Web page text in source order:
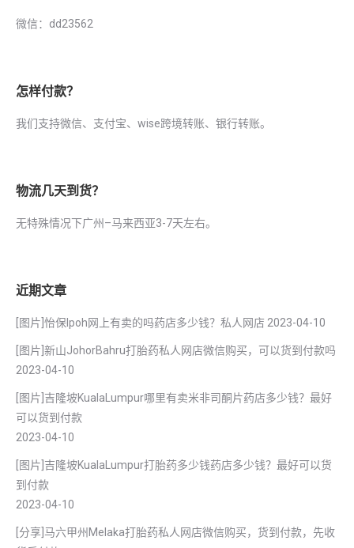
微信：dd23562
怎样付款？
我们支持微信、支付宝、wise跨境转账、银行转账。
物流几天到货？
无特殊情况下广州–马来西亚3-7天左右。
近期文章
[图片]怡保lpoh网上有卖的吗药店多少钱？私人网店 2023-04-10
[图片]新山JohorBahru打胎药私人网店微信购买，可以货到付款吗
2023-04-10
[图片]吉隆坡KualaLumpur哪里有卖米非司酮片药店多少钱？最好
可以货到付款
2023-04-10
[图片]吉隆坡KualaLumpur打胎药多少钱药店多少钱？最好可以货
到付款
2023-04-10
[分享]马六甲州Melaka打胎药私人网店微信购买，货到付款，先收